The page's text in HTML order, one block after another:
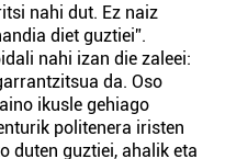
nahi dut. Ez naiz
diet guztiei”.
nahi izan die zaleei:
da. Oso
ikusle gehiago
politenera iristen
duten guztiei, ahalik eta